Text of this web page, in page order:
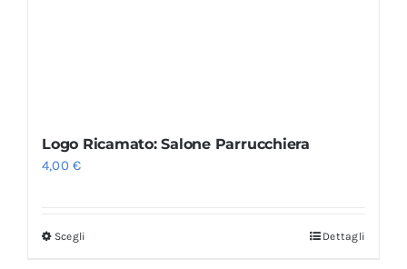
Logo Ricamato: Salone Parrucchiera
4,00€
Scegli Dettagli